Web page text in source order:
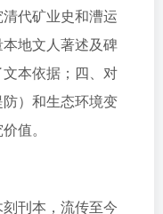
代矿业史和漕运
地文人著述及碑
本依据；四、对
）和生态环境变
值。
刊本，流传至今